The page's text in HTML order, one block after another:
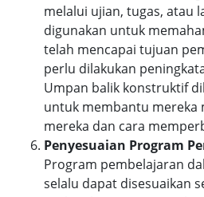
melalui ujian, tugas, atau
digunakan untuk
telah mencapai tujuan
perlu dilakukan
Umpan balik konstruktif
untuk membantu mereka
mereka dan cara
Penyesuaian Program
Program pembelajaran
selalu dapat disesuaikan